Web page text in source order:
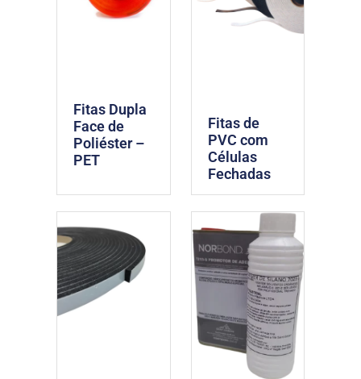
Fitas Dupla
Face de
Poliéster –
PET
Fitas de
PVC com
Células
Fechadas